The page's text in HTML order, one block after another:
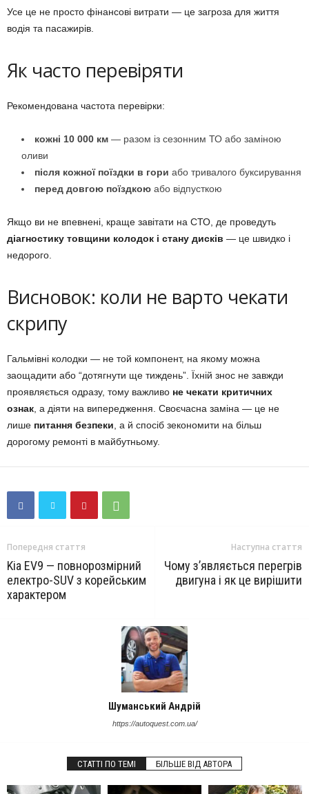
Усе це не просто фінансові витрати — це загроза для життя
водія та пасажирів.
Як часто перевіряти
Рекомендована частота перевірки:
кожні 10 000 км — разом із сезонним ТО або заміною
оливи
після кожної поїздки в гори або тривалого буксирування
перед довгою поїздкою або відпусткою
Якщо ви не впевнені, краще завітати на СТО, де проведуть
діагностику товщини колодок і стану дисків — це швидко і
недорого.
Висновок: коли не варто чекати
скрипу
Гальмівні колодки — не той компонент, на якому можна
заощадити або “дотягнути ще тиждень”. Їхній знос не завжди
проявляється одразу, тому важливо не чекати критичних
ознак , а діяти на випередження. Своєчасна заміна — це не
лише питання безпеки , а й спосіб зекономити на більш
дорогому ремонті в майбутньому.
Попередня стаття
Kia EV9 — повнорозмірний
електро-SUV з корейським
характером
Наступна стаття
Чому з’являється перегрів
двигуна і як це вирішити
Шуманський Андрій
https://autoquest.com.ua/
СТАТТІ ПО ТЕМІ БІЛЬШЕ ВІД АВТОРА